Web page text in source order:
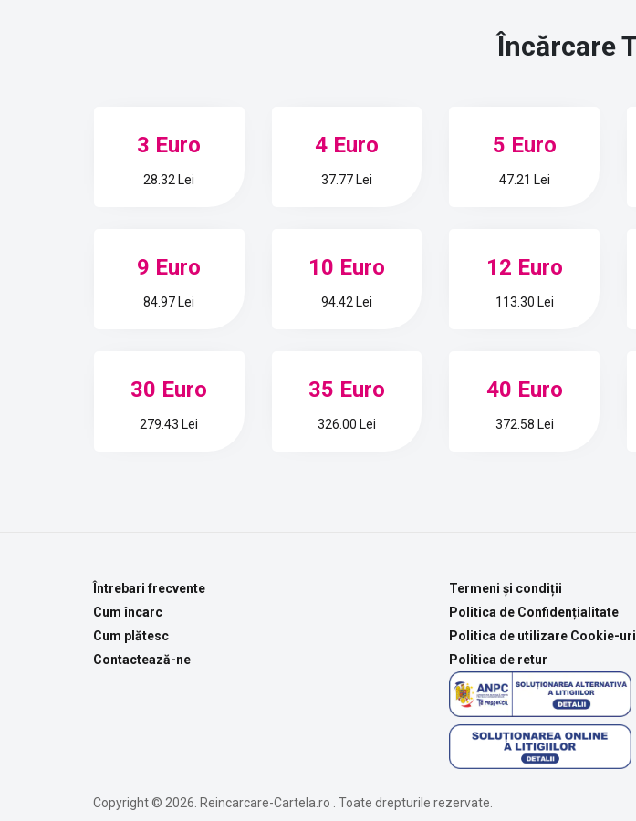
Încărcare
3 Euro
28.32 Lei
4 Euro
37.77 Lei
5 Euro
47.21 Lei
9 Euro
84.97 Lei
10 Euro
94.42 Lei
12 Euro
113.30 Lei
30 Euro
279.43 Lei
35 Euro
326.00 Lei
40 Euro
372.58 Lei
Întrebari frecvente
Cum încarc
Cum plătesc
Contactează-ne
Termeni și condiții
Politica de Confidențialitate
Politica de utilizare Cookie-uri
Politica de retur
Copyright © 2026. Reincarcare-Cartela.ro . Toate drepturile rezervate.